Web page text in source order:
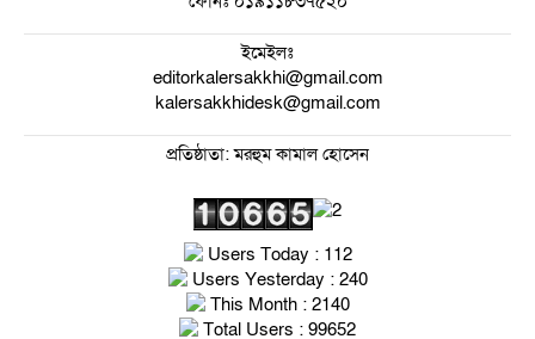
ইমেইলঃ
editorkalersakkhi@gmail.com
kalersakkhidesk@gmail.com
প্রতিষ্ঠাতা: মরহুম কামাল হোসেন
Users Today : 112
Users Yesterday : 240
This Month : 2140
Total Users : 99652